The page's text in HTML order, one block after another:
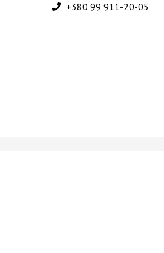
+380 99 911-20-05